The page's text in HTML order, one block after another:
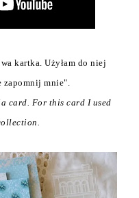
kartka. Użyłam do niej
mnie".
card. For this card I used